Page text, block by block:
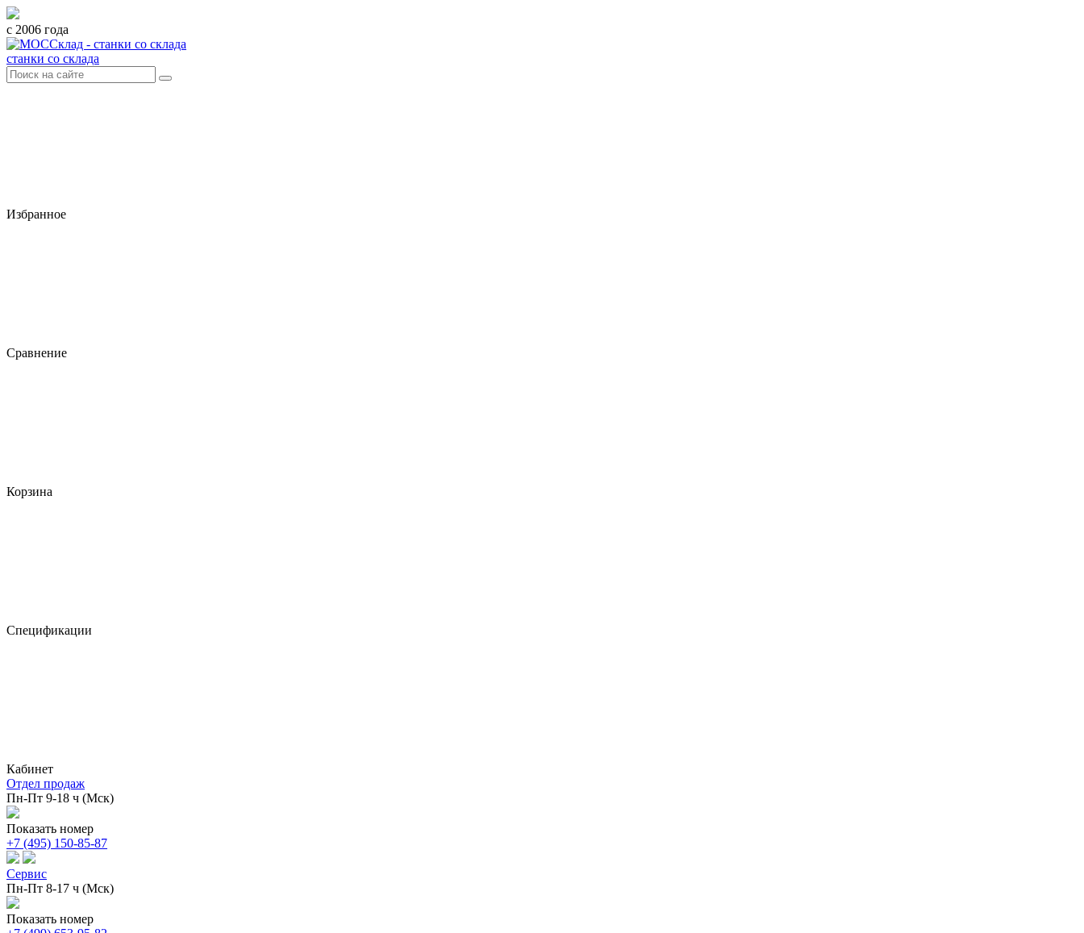
с 2006 года
станки со склада
Избранное
Сравнение
Корзина
Спецификации
Кабинет
Отдел продаж
Пн-Пт 9-18 ч (Мск)
Показать номер
+7 (495) 150-85-87
Сервис
Пн-Пт 8-17 ч (Мск)
Показать номер